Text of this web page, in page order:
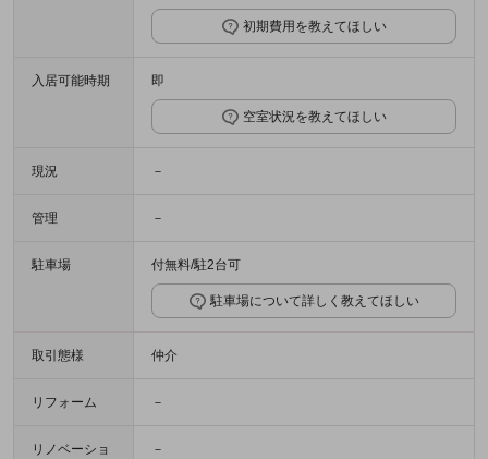
初期費用を教えてほしい
入居可能時期 即
空室状況を教えてほしい
現況 －
管理 －
駐車場 付無料/駐2台可
駐車場について詳しく教えてほしい
取引態様 仲介
リフォーム －
リノベーショ
－